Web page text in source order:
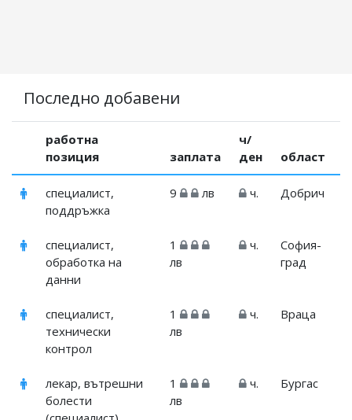
Последно добавени
работна
позиция
заплата
ч/
ден
област
специалист,
поддръжка
9 лв ч. Добрич
специалист,
обработка на
данни
1
лв
ч.
София-
град
специалист,
технически
контрол
1
лв
ч. Враца
лекар, вътрешни
болести
1
лв
ч. Бургас